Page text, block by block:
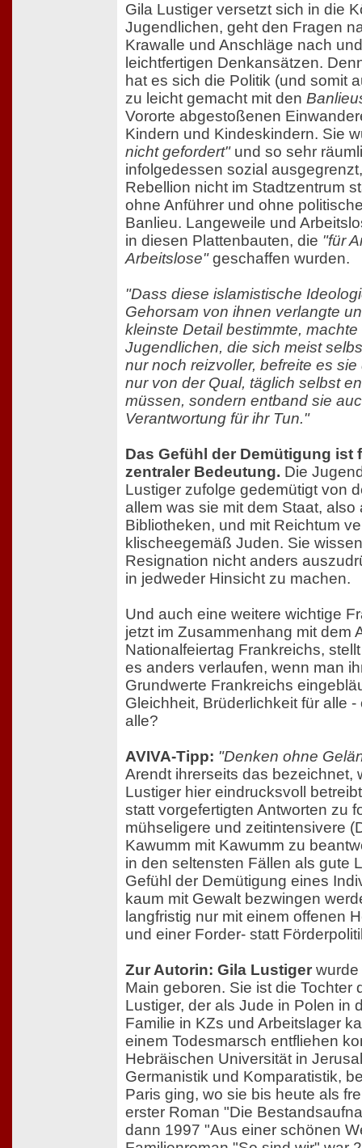
Gila Lustiger versetzt sich in die
Jugendlichen, geht den Fragen
Krawalle und Anschläge nach
leichtfertigen Denkansätzen.
hat es sich die Politik (und somit
zu leicht gemacht mit den
Vororte abgestoßenen
Kindern und Kindeskindern. Sie
nicht gefordert"und so sehr
infolgedessen sozial
Rebellion nicht im Stadtzentrum
ohne Anführer und ohne
Banlieu. Langeweile und
in diesen Plattenbauten, die "für
Arbeitslose"geschaffen wurden.
"Dass diese islamistische
Gehorsam von ihnen verlangte
kleinste Detail bestimmte, machte
Jugendlichen, die sich meist
nur noch reizvoller, befreite es
nur von der Qual, täglich selbst
müssen, sondern entband sie
Verantwortung für ihr Tun."
Das Gefühl der Demütigung ist
zentraler Bedeutung. Die
Lustiger zufolge gedemütigt von
allem was sie mit dem Staat,
Bibliotheken, und mit Reichtum
klischeegemäß Juden. Sie
Resignation nicht anders
in jedweder Hinsicht zu machen.
Und auch eine weitere wichtige
jetzt im Zusammenhang mit dem
Nationalfeiertag Frankreichs,
es anders verlaufen, wenn man
Grundwerte Frankreichs
Gleichheit, Brüderlichkeit für alle
alle?
AVIVA-Tipp: "Denken ohne
Arendt ihrerseits das bezeichnet,
Lustiger hier eindrucksvoll
statt vorgefertigten Antworten zu
mühseligere und zeitintensivere
Kawumm mit Kawumm zu
in den seltensten Fällen als gute
Gefühl der Demütigung eines
kaum mit Gewalt bezwingen
langfristig nur mit einem offenen
und einer Forder- statt
Zur Autorin: Gila Lustiger
Main geboren. Sie ist die Tochter
Lustiger, der als Jude in Polen in
Familie in KZs und Arbeitslager
einem Todesmarsch entfliehen
Hebräischen Universität in
Germanistik und Komparatistik,
Paris ging, wo sie bis heute als
erster Roman "Die
dann 1997 "Aus einer schönen